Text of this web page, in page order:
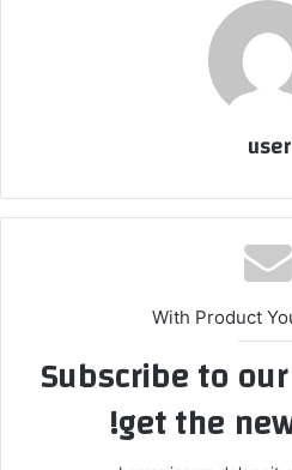
user
With Product
Subscribe to
get the